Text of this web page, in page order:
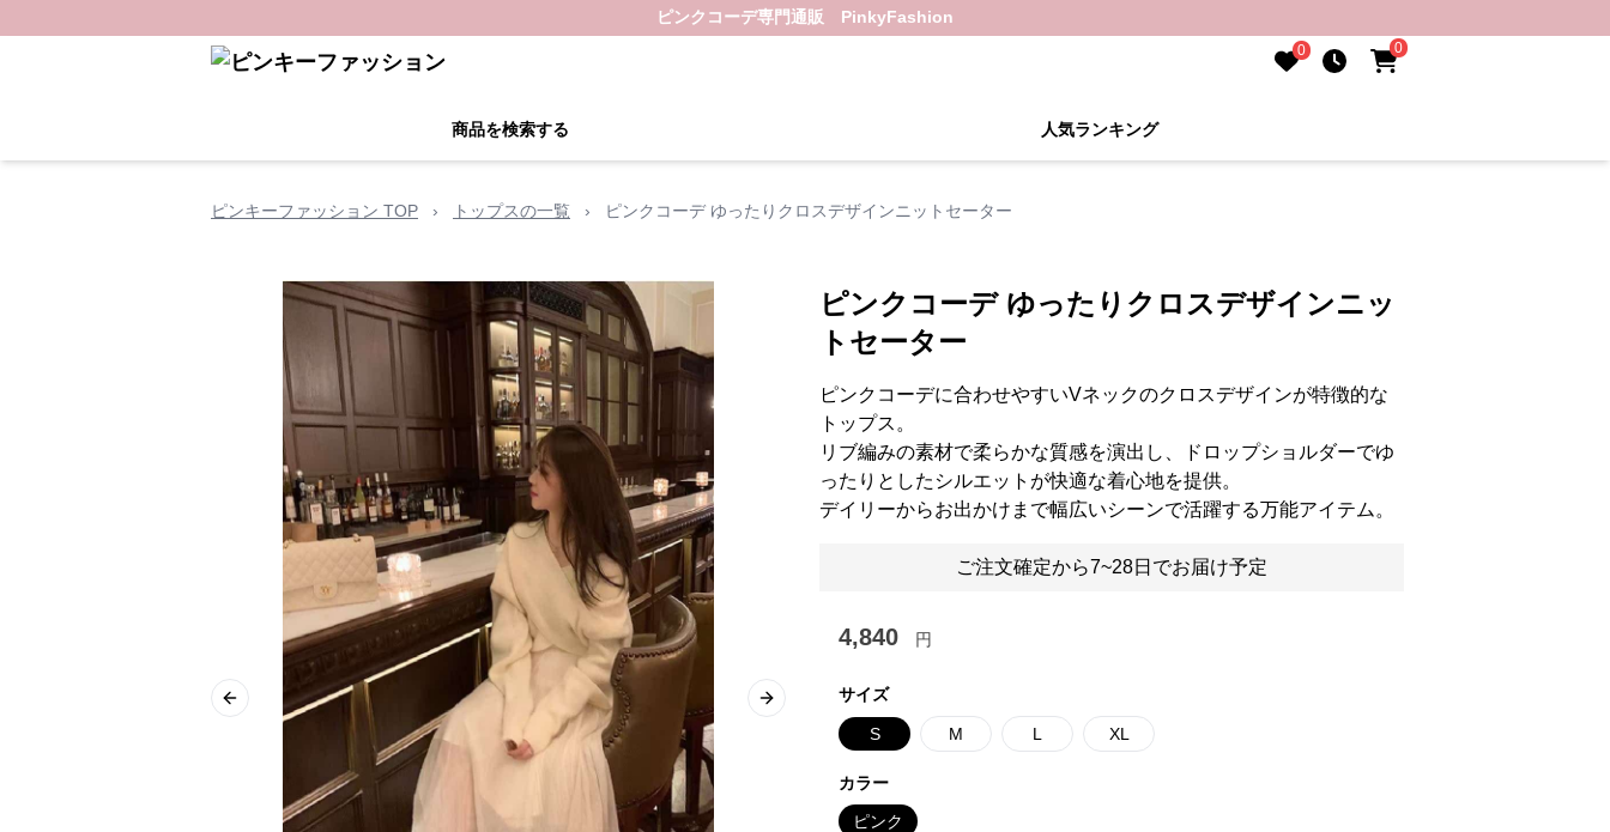
ピンクコーデ専門通販 PinkyFashion
0 0
商品を検索する 人気ランキング
ピンキーファッション TOP › トップスの一覧 › ピンクコーデ ゆったりクロスデザインニットセーター
Previous slide Next slide
ピンクコーデ ゆったりクロスデザインニッ
トセーター
ピンクコーデに合わせやすいVネックのクロスデザインが特徴的な
トップス。
リブ編みの素材で柔らかな質感を演出し、ドロップショルダーでゆ
ったりとしたシルエットが快適な着心地を提供。
デイリーからお出かけまで幅広いシーンで活躍する万能アイテム。
ご注文確定から7~28日でお届け予定
4,840 円
サイズ
S M L XL
カラー
ピンク